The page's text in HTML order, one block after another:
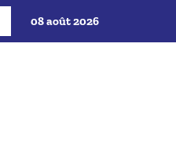
08 août 2026